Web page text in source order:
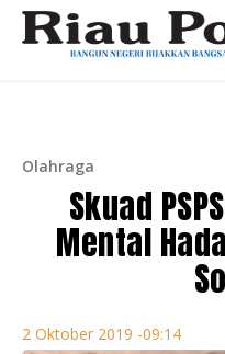
Olahraga
Skuad
Mental
2 Oktober 2019 -09:14